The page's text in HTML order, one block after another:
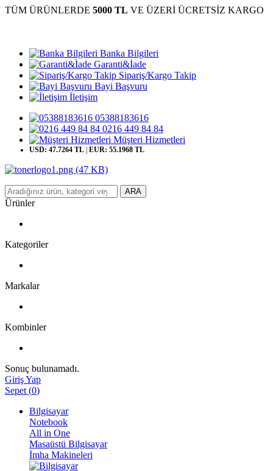
TÜM ÜRÜNLERDE 5000 TL VE ÜZERİ ÜCRETSİZ KARGO
Banka Bilgileri
Garanti&İade
Sipariş/Kargo Takip
Bayi Başvuru
İletişim
05388183616
0216 449 84 84
Müşteri Hizmetleri
USD: 47.7264 TL EUR: 55.1968 TL
ARA
Ürünler
Kategoriler
Markalar
Kombinler
Sonuç bulunamadı.
Giriş Yap
Sepet (0)
Bilgisayar
Notebook
All in One
Masaüstü Bilgisayar
İmha Makineleri